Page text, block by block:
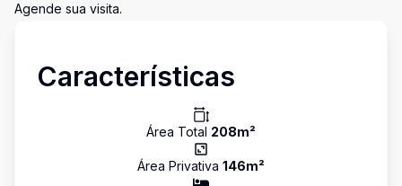
Agende sua visita.
Características
Área Total 208m²
Área Privativa 146m²